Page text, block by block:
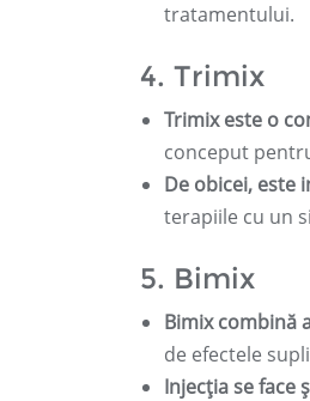
tratamentului.
4. Trimix
Trimix este o
conceput
De obicei, este
terapiile cu un
5. Bimix
Bimix combină
de efectele
Injecția se face